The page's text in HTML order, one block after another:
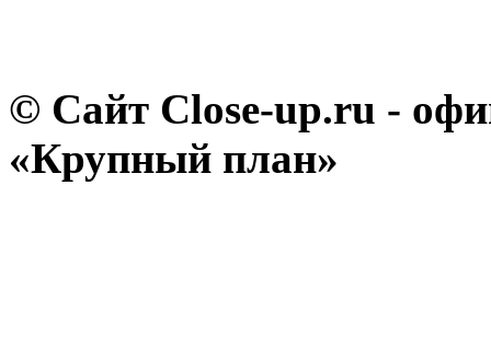
© Сайт Close-up.ru -
«Крупный план»